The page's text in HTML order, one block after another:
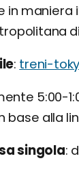
in maniera
treni-
5:00-
base alla
singola